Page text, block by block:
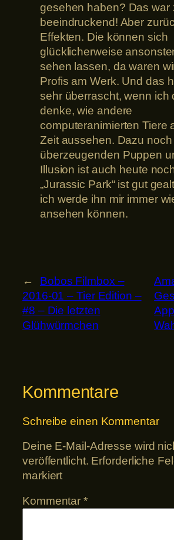
gesehen haben? Das war
beeindruckend! Aber
Effekten. Die können sich
glücklicherweise
sehen lassen, da waren
Profis am Werk. Und das
sehr überrascht, wenn ich
denke, wie andere
computeranimierten Tiere
Zeit aussehen. Dazu noch
überzeugenden Puppen
Illusion ist auch heute
„Jurassic Park“ ist gut
ich werde ihn mir immer
ansehen können.
←
Bobos Filmbox –
2016-01 – Tier Edition –
#8 – Die letzten
Glühwürmchen
Kommentare
Schreibe einen Kommentar
Deine E-Mail-Adresse wird
veröffentlicht. Erforderliche
markiert
Kommentar*